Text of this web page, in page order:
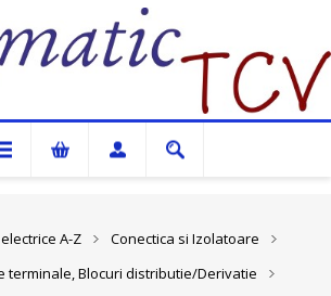
A-Z
Conectica si Izolatoare
terminale, Blocuri distributie/Derivatie